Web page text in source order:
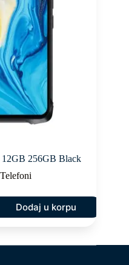
256GB Black
Telefoni
Dodaj u korpu